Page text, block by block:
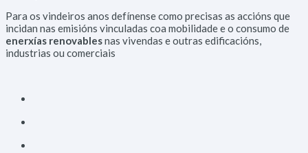
Para os vindeiros anos defínense como precisas as accións que
incidan nas emisións vinculadas coa mobilidade e o consumo de
enerxías renovablesnas vivendas e outras edificacións,
industrias ou comerciais